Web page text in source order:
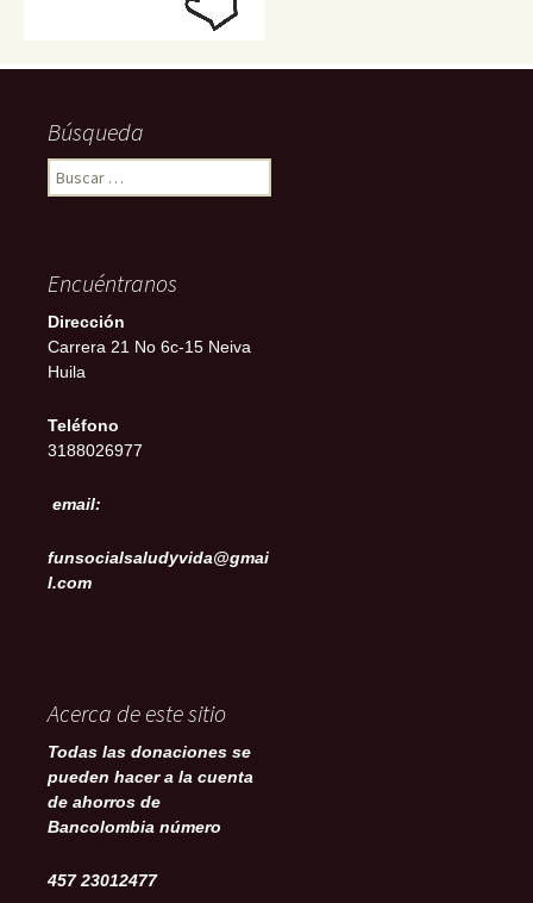
Búsqueda
Buscar:
Encuéntranos
Dirección
Carrera 21 No 6c-15 Neiva
Huila
Teléfono
3188026977
email:
funsocialsaludyvida@gmai
l.com
Acerca de este sitio
Todas las donaciones se
pueden hacer a la cuenta
de ahorros de
Bancolombia número
457 23012477